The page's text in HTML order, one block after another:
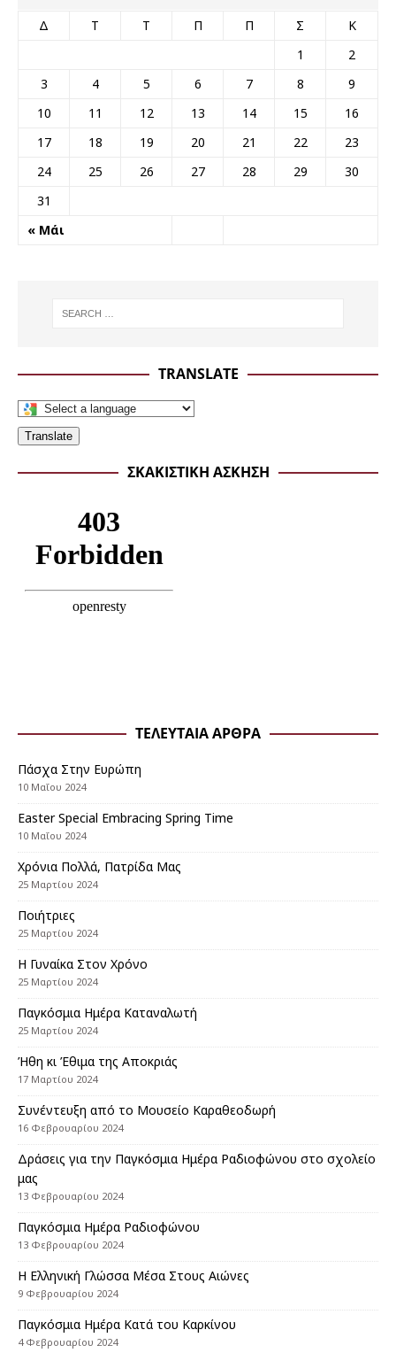
Δ Τ Τ Π Π Σ Κ
« Μάι
1
2
3
4 5 6 7 8
9
10
11 12 13 14 15
16
17
18 19 20 21 22
23
24
25 26 27 28 29
30
31
TRANSLATE
Translate
ΣΚΑΚΙΣΤΙΚΉ ΆΣΚΗΣΗ
ΤΕΛΕΥΤΑΊΑ ΆΡΘΡΑ
Πάσχα Στην Ευρώπη
10 Μαΐου 2024
Εaster Special Embracing Spring Time
10 Μαΐου 2024
Χρόνια Πολλά, Πατρίδα Μας
25 Μαρτίου 2024
Ποιήτριες
25 Μαρτίου 2024
Η Γυναίκα Στον Χρόνο
25 Μαρτίου 2024
Παγκόσμια Ημέρα Καταναλωτή
25 Μαρτίου 2024
Ήθη κι Έθιμα της Αποκριάς
17 Μαρτίου 2024
Συνέντευξη από το Μουσείο Καραθεοδωρή
16 Φεβρουαρίου 2024
Δράσεις για την Παγκόσμια Ημέρα Ραδιοφώνου στο σχολείο
μας
13 Φεβρουαρίου 2024
Παγκόσμια Ημέρα Ραδιοφώνου
13 Φεβρουαρίου 2024
Η Ελληνική Γλώσσα Μέσα Στους Αιώνες
9 Φεβρουαρίου 2024
Παγκόσμια Ημέρα Κατά του Καρκίνου
4 Φεβρουαρίου 2024